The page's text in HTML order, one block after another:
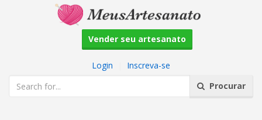
Vender seu artesanato
Login
Inscreva-se
Procurar